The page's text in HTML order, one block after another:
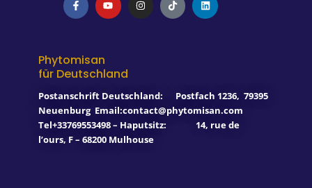
a
c
o
k
-
o
u
n
s
i
k
i
n
Phytomisan
für Deutschland
Postanschrift Deutschland: Postfach 1236, 79395
Neuenburg Email:contact@phytomisan.com
Tel+33769553498 – Haputsitz: 14, rue de
l’ours, F – 68200 Mulhouse